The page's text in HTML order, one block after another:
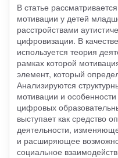
В статье
мотивации у детей
расстройствами
цифровизации. В
используется теория
рамках которой
элемент, который
Анализируются
мотивации и
цифровых
выступает как средство
деятельности,
и расширяющее
социальное